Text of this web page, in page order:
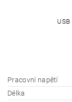
USB
Pracovní napětí
Délka